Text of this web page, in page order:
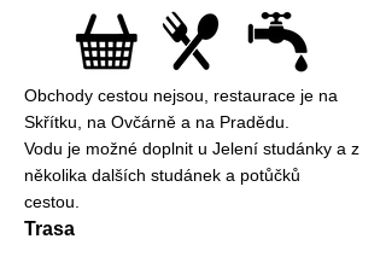
Obchody cestou nejsou, restaurace je na
Skřítku, na Ovčárně a na Pradědu.
Vodu je možné doplnit u Jelení studánky a z
několika dalších studánek a potůčků
cestou.
Trasa